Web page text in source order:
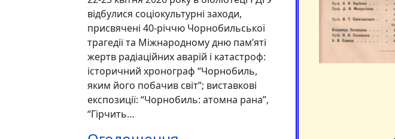
відбулися соціокультурні заходи,
присвячені 40-річчю Чорнобильської
трагедії та Міжнародному дню пам’яті
жертв радіаційних аварій і катастроф:
історичний хронограф “Чорнобиль,
яким його побачив світ”; виставкові
експозиції: “Чорнобиль: атомна рана”,
“Гірчить…